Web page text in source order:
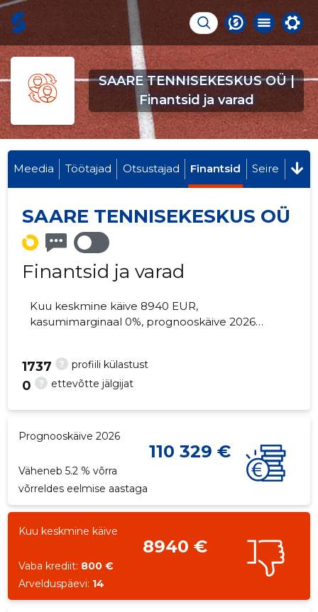
SAARE TENNISEKESKUS OÜ |
Finantsid ja varad
Meedia Töötajad Otsustajad Finantsid Seire
SAARE TENNISEKESKUS OÜ
Finantsid ja varad
Kuu keskmine käive 8940 EUR,
kasumimarginaal 0%, prognooskäive 2026
? profiili külastust
1737
? ettevõtte jälgijat
0
Prognooskäive 2026
110 329 €
Väheneb 5.2 % võrra
võrreldes eelmise aastaga
Kuu keskmine käive
8940 €
Vaba krediit: 800 €
Arvelduspäevi: 14